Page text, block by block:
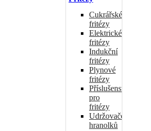
Cukrářské
fritézy
Elektrické
fritézy
Indukční
fritézy
Plynové
fritézy
Příslušenství
pro
fritézy
Udržovače
hranolků